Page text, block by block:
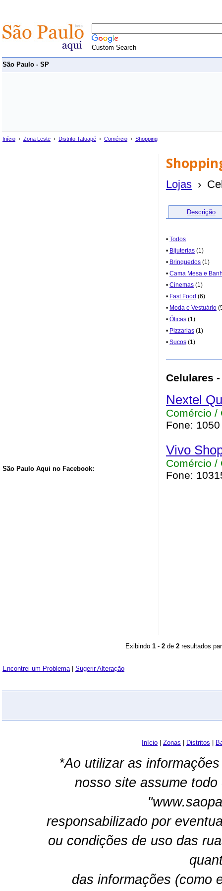
Custom Search
São Paulo - SP
Início › Zona Leste › Distrito Tatuapé › Comércio › Shopping
São Paulo Aqui no Facebook:
Lojas ›
Descrição
• Todos
• Bijuterias (1)
• Brinquedos (1)
• Cama Mesa e
• Cinemas (1)
• Fast Food (6)
• Moda e Vestuário
• Óticas (1)
• Pizzarias (1)
• Sucos (1)
Celulares
Nextel
Comércio /
Fone:
Vivo
Comércio /
Fone:
Exibindo 1- 2de 2resultados
Encontrei um Problema| Sugerir Alteração
Início Zonas Distritos
*Ao utilizar as
nosso site assume
responsabilizado por
ou condições de uso das
das informações (como